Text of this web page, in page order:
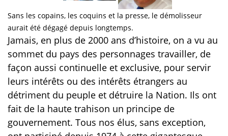
Sans les copains, les coquins et la presse, le démolisseur
aurait été dégagé depuis longtemps.
Jamais, en plus de 2000 ans d’histoire, on a vu au
sommet du pays des personnages travailler, de
façon aussi continuelle et exclusive, pour servir
leurs intérêts ou des intérêts étrangers au
détriment du peuple et détruire la Nation. Ils ont
fait de la haute trahison un principe de
gouvernement. Tous nos élus, sans exception,